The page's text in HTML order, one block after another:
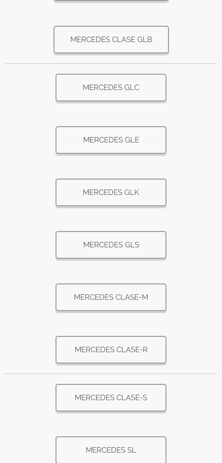
MERCEDES CLASE GLB
MERCEDES GLC
MERCEDES GLE
MERCEDES GLK
MERCEDES GLS
MERCEDES CLASE-M
MERCEDES CLASE-R
MERCEDES CLASE-S
MERCEDES SL